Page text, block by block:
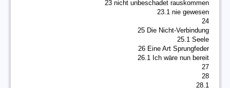
23 nicht unbeschadet rauskommen
23.1 nie gewesen
24
25 Die Nicht-Verbindung
25.1 Seele
26 Eine Art Sprungfeder
26.1 Ich wäre nun bereit
27
28
28.1